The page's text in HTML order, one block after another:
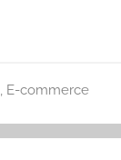
, E-commerce